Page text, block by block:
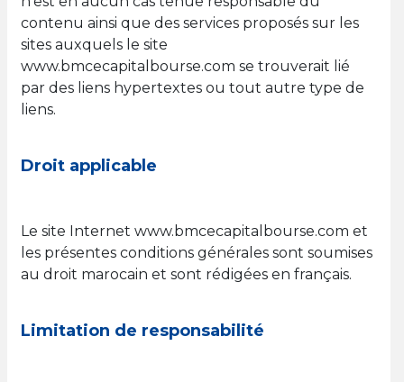
contenu ainsi que des services proposés sur les
sites auxquels le site
www.bmcecapitalbourse.com se trouverait lié
par des liens hypertextes ou tout autre type de
liens.
Droit applicable
Le site Internet www.bmcecapitalbourse.com et
les présentes conditions générales sont soumises
au droit marocain et sont rédigées en français.
Limitation de responsabilité